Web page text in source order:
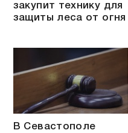
закупит технику для
защиты леса от огня
В Севастополе